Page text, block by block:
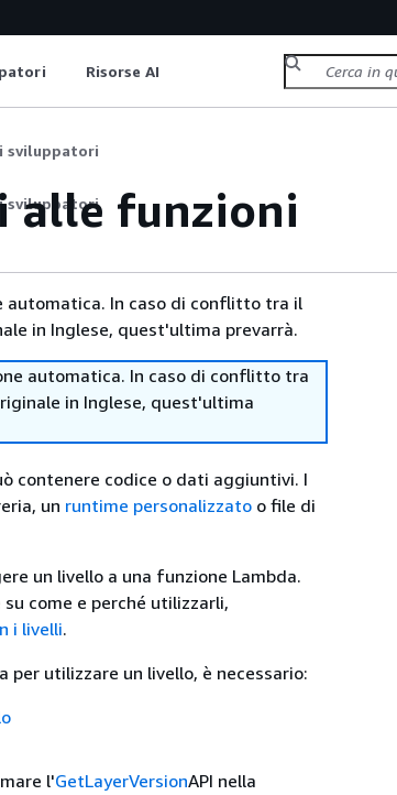
Risorse AI
sviluppatori
sviluppatori
alle funzioni
In caso di conflitto tra il
in Inglese, quest'ultima prevarrà.
automatica. In caso di conflitto tra
in Inglese, quest'ultima
contenere codice o dati aggiuntivi. I
un runtime personalizzato o file di
un livello a una funzione Lambda.
come e perché utilizzarli,
i livelli.
per utilizzare un livello, è necessario:
l'GetLayerVersionAPI nella